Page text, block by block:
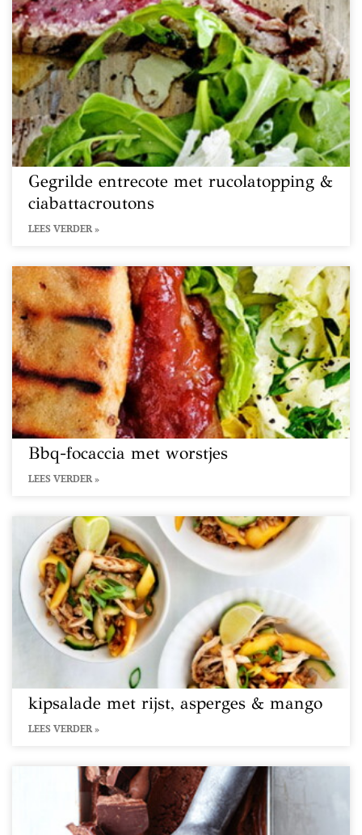
Gegrilde entrecote met rucolatopping &
ciabattacroutons
LEES VERDER »
Bbq-focaccia met worstjes
LEES VERDER »
kipsalade met rijst, asperges & mango
LEES VERDER »